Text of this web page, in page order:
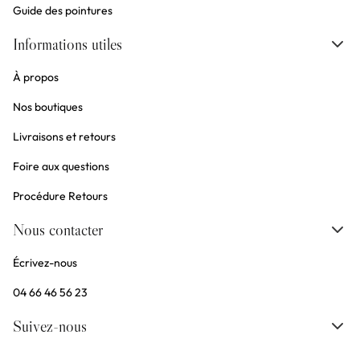
Guide des pointures
Informations utiles
À propos
Nos boutiques
Livraisons et retours
Foire aux questions
Procédure Retours
Nous contacter
Écrivez-nous
04 66 46 56 23
Suivez-nous